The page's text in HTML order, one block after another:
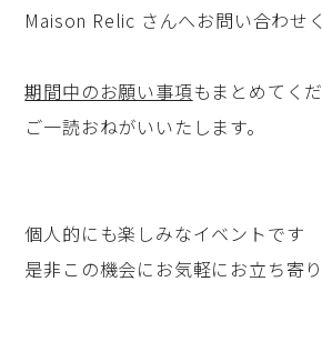
Maison Relic さんへお問い合わせ
期間中のお願い事項もまとめてく
ご一読おねがいいたします。
個人的にも楽しみなイベントです
是非この機会にお気軽にお立ち寄